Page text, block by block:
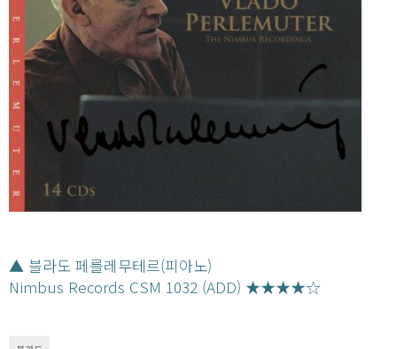
▲ 블라도 페를레무테르(피아노)
Nimbus Records CSM 1032 (ADD) ★★★★☆